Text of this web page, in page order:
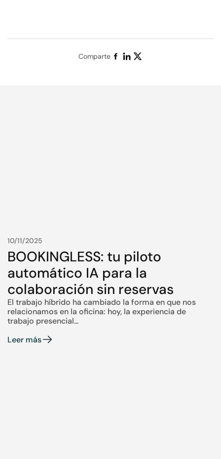
Comparte
10/11/2025
BOOKINGLESS: tu piloto
automático IA para la
colaboración sin reservas
El trabajo híbrido ha cambiado la forma en que nos
relacionamos en la oficina: hoy, la experiencia de
trabajo presencial...
Leer más